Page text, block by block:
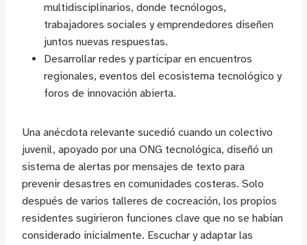
multidisciplinarios, donde tecnólogos,
trabajadores sociales y emprendedores diseñen
juntos nuevas respuestas.
Desarrollar redes y participar en encuentros
regionales, eventos del ecosistema tecnológico y
foros de innovación abierta.
Una anécdota relevante sucedió cuando un colectivo
juvenil, apoyado por una ONG tecnológica, diseñó un
sistema de alertas por mensajes de texto para
prevenir desastres en comunidades costeras. Solo
después de varios talleres de cocreación, los propios
residentes sugirieron funciones clave que no se habían
considerado inicialmente. Escuchar y adaptar las